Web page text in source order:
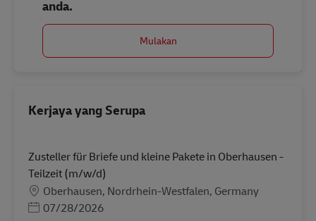
anda.
Mulakan
Kerjaya yang Serupa
Zusteller für Briefe und kleine Pakete in Oberhausen -
Teilzeit (m/w/d)
LokasiOberhausen, Nordrhein-Westfalen, Germany
Posted Date
07/28/2026